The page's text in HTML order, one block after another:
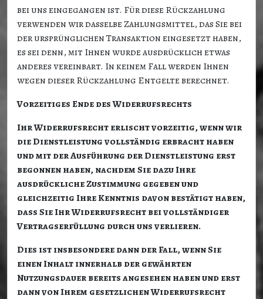
bei uns eingegangen ist. Für diese Rückzahlung
verwenden wir dasselbe Zahlungsmittel, das Sie bei
der ursprünglichen Transaktion eingesetzt haben,
es sei denn, mit Ihnen wurde ausdrücklich etwas
anderes vereinbart. In keinem Fall werden Ihnen
wegen dieser Rückzahlung Entgelte berechnet.
Vorzeitiges Ende des Widerrufsrechts
Ihr Widerrufsrecht erlischt vorzeitig, wenn wir
die Dienstleistung vollständig erbracht haben
und mit der Ausführung der Dienstleistung erst
begonnen haben, nachdem Sie dazu Ihre
ausdrückliche Zustimmung gegeben und
gleichzeitig Ihre Kenntnis davon bestätigt haben,
dass Sie Ihr Widerrufsrecht bei vollständiger
Vertragserfüllung durch uns verlieren.
Dies ist insbesondere dann der Fall, wenn Sie
einen Inhalt innerhalb der gewährten
Nutzungsdauer bereits angesehen haben und erst
dann von Ihrem gesetzlichen Widerrufsrecht